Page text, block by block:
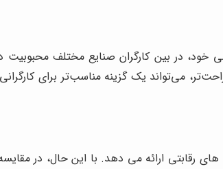
در بین کارگران صنایع مختلف محبوبیت
می‌تواند یک گزینه مناسب‌تر برای
رقابتی ارائه می دهد. با این حال، در